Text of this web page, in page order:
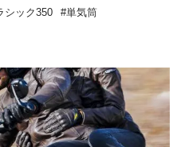
シック350
単気筒